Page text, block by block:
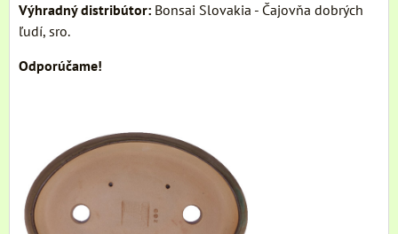
Výhradný distribútor: Bonsai Slovakia - Čajovňa dobrých
ľudí, sro.
Odporúčame!